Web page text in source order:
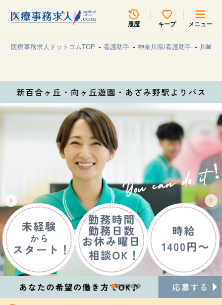
履歴 キープ メニュー
無料転職サポート お問い合わせ
見学会・イベント情報
医療事務まるわかりコラム
よくあるご質問
お知らせ
医療事務求人ドットコムとは
サイトの使い方
医療事務求人ドットコムTOP 看護助手 神奈川県/看護助手 川崎市
所在地のエリアを選択してください
各支店担当よりご連絡させていただきます。
関東 関西
北海道・東北
甲信越・北陸 中国・四国
九州・沖縄